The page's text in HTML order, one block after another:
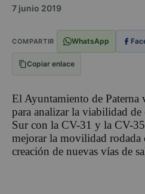
7 junio 2019
COMPARTIR WhatsApp
Copiar enlace
El Ayuntamiento de Paterna
para analizar la viabilidad
Sur con la CV-31 y la CV-
mejorar la movilidad rodada
creación de nuevas vías de